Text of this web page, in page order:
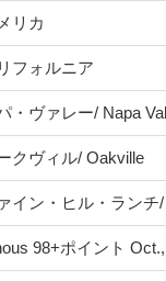
リカ
フォルニア
・ヴァレー/ Napa
クヴィル/ Oakville
イン・ヒル・ランチ
98+ポイント